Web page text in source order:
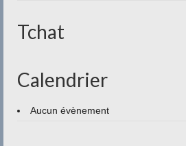
Tchat
Calendrier
Aucun évènement